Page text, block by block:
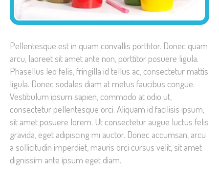
Pellentesque est in quam convallis porttitor. Donec quam
arcu, laoreet sit amet ante non, porttitor posuere ligula.
Phasellus leo felis, fringilla id tellus ac, consectetur mattis
ligula. Donec sodales diam at metus faucibus congue.
Vestibulum ipsum sapien, commodo at odio ut,
consectetur pellentesque orci. Aliquam id facilisis ipsum,
sit amet posuere lorem. Ut consectetur augue luctus felis
gravida, eget adipiscing mi auctor. Donec accumsan, arcu
a sollicitudin imperdiet, mauris orci cursus velit, sit amet
dignissim ante ipsum eget diam.